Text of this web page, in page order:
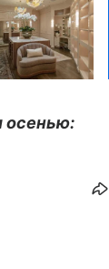
осенью: